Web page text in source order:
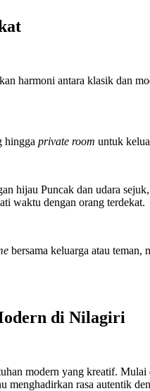
harmoni antara klasik dan
hingga private room untuk
hijau Puncak dan udara
waktu dengan orang terdekat.
bersama keluarga atau teman,
di Nilagiri
modern yang kreatif. Mulai
menghadirkan rasa autentik